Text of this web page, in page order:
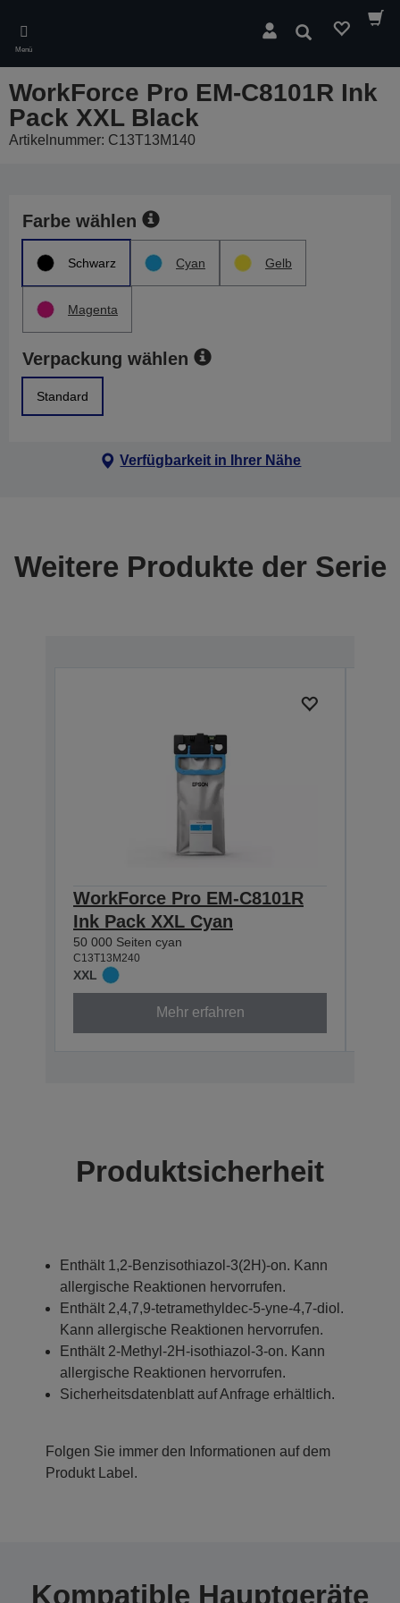
main
content
Menü
Suchen
WorkForce Pro EM-C8101R Ink
Pack XXL Black
Artikelnummer: C13T13M140
Farbe wählen
Schwarz Cyan Gelb
Magenta
Verpackung wählen
Standard
Verfügbarkeit in Ihrer Nähe
Weitere Produkte der Serie
WorkForce Pro EM-C8101R
Ink Pack XXL Cyan
50 000 Seiten cyan
C13T13M240
XXL
Mehr erfahren
Produktsicherheit
Enthält 1,2-Benzisothiazol-3(2H)-on. Kann
allergische Reaktionen hervorrufen.
Enthält 2,4,7,9-tetramethyldec-5-yne-4,7-diol.
Kann allergische Reaktionen hervorrufen.
Enthält 2-Methyl-2H-isothiazol-3-on. Kann
allergische Reaktionen hervorrufen.
Sicherheitsdatenblatt auf Anfrage erhältlich.
Folgen Sie immer den Informationen auf dem
Produkt Label.
Kompatible Hauptgeräte